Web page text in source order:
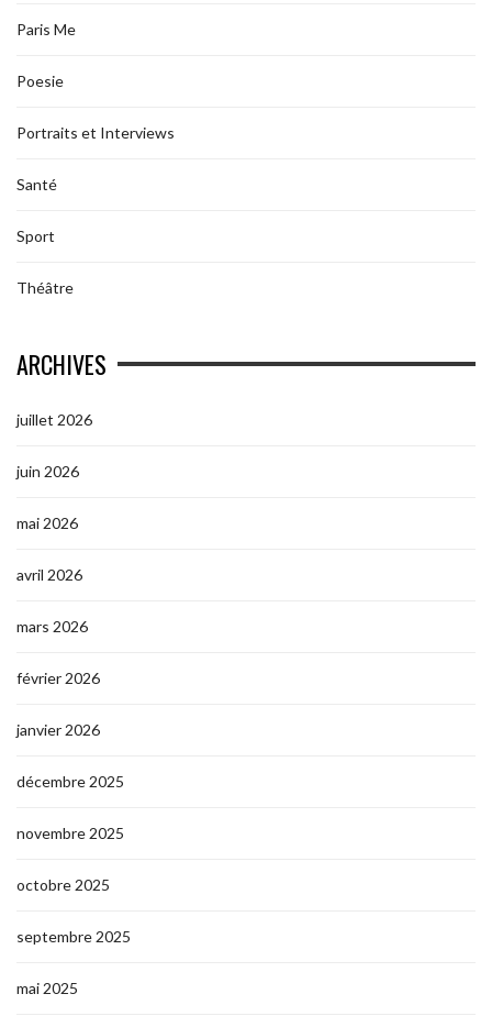
Paris Me
Poesie
Portraits et Interviews
Santé
Sport
Théâtre
ARCHIVES
juillet 2026
juin 2026
mai 2026
avril 2026
mars 2026
février 2026
janvier 2026
décembre 2025
novembre 2025
octobre 2025
septembre 2025
mai 2025